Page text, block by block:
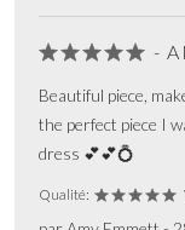
-
Beautiful piece,
the perfect piece I
dress 💕💕💍
Qualité: